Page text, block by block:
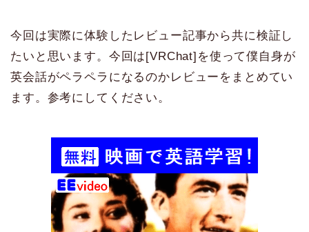
今回は実際に体験したレビュー記事から共に検証し
たいと思います。今回は[VRChat]を使って僕自身が
英会話がペラペラになるのかレビューをまとめてい
ます。参考にしてください。